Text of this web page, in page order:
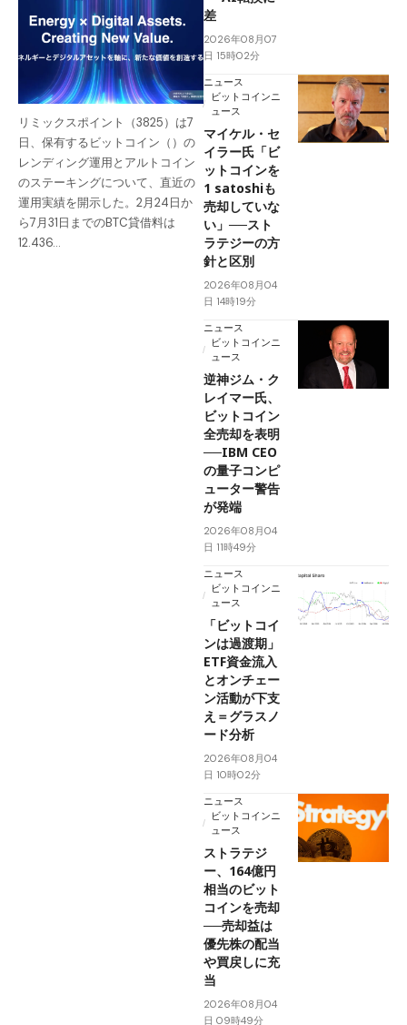
リミックスポイント（3825）は7
日、保有するビットコイン（）の
レンディング運用とアルトコイン
のステーキングについて、直近の
運用実績を開示した。2月24日か
ら7月31日までのBTC貸借料は
12.436…
差
2026年08月07
日 15時02分
ニュース
ビットコインニ
ュース
マイケル・セ
イラー氏「ビ
ットコインを
1 satoshiも
売却していな
い」──スト
ラテジーの方
針と区別
2026年08月04
日 14時19分
ニュース
ビットコインニ
ュース
逆神ジム・ク
レイマー氏、
ビットコイン
全売却を表明
──IBM CEO
の量子コンピ
ューター警告
が発端
2026年08月04
日 11時49分
ニュース
ビットコインニ
ュース
「ビットコイ
ンは過渡期」
ETF資金流入
とオンチェー
ン活動が下支
え＝グラスノ
ード分析
2026年08月04
日 10時02分
ニュース
ビットコインニ
ュース
ストラテジ
ー、164億円
相当のビット
コインを売却
──売却益は
優先株の配当
や買戻しに充
当
2026年08月04
日 09時49分